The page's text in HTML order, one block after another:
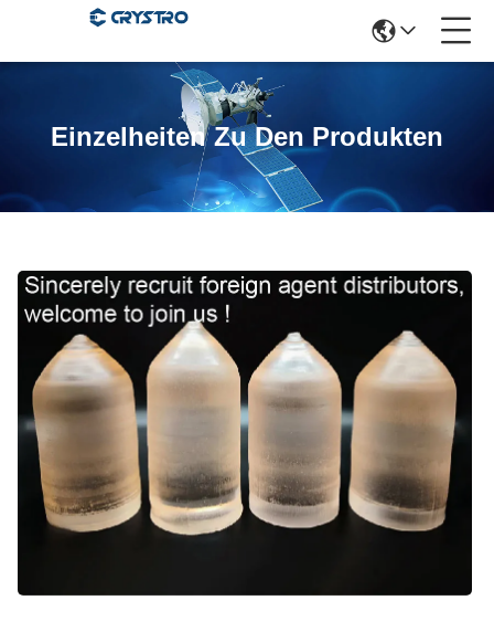
Einzelheiten Zu Den Produkten